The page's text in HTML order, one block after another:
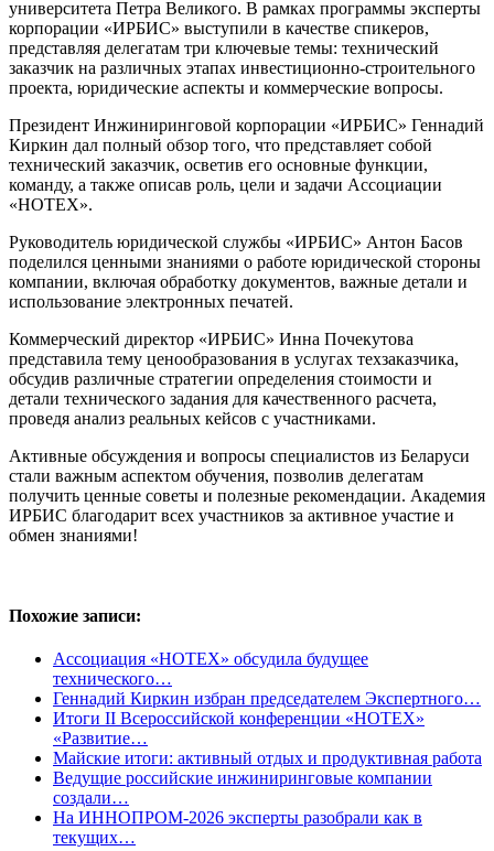
университета Петра Великого. В рамках программы эксперты
корпорации «ИРБИС» выступили в качестве спикеров,
представляя делегатам три ключевые темы: технический
заказчик на различных этапах инвестиционно-строительного
проекта, юридические аспекты и коммерческие вопросы.
Президент Инжиниринговой корпорации «ИРБИС» Геннадий
Киркин дал полный обзор того, что представляет собой
технический заказчик, осветив его основные функции,
команду, а также описав роль, цели и задачи Ассоциации
«НОТЕХ».
Руководитель юридической службы «ИРБИС» Антон Басов
поделился ценными знаниями о работе юридической стороны
компании, включая обработку документов, важные детали и
использование электронных печатей.
Коммерческий директор «ИРБИС» Инна Почекутова
представила тему ценообразования в услугах техзаказчика,
обсудив различные стратегии определения стоимости и
детали технического задания для качественного расчета,
проведя анализ реальных кейсов с участниками.
Активные обсуждения и вопросы специалистов из Беларуси
стали важным аспектом обучения, позволив делегатам
получить ценные советы и полезные рекомендации. Академия
ИРБИС благодарит всех участников за активное участие и
обмен знаниями!
Похожие записи:
Ассоциация «НОТЕХ» обсудила будущее
технического…
Геннадий Киркин избран председателем Экспертного…
Итоги II Всероссийской конференции «НОТЕХ»
«Развитие…
Майские итоги: активный отдых и продуктивная работа
Ведущие российские инжиниринговые компании
создали…
На ИННОПРОМ-2026 эксперты разобрали как в
текущих…